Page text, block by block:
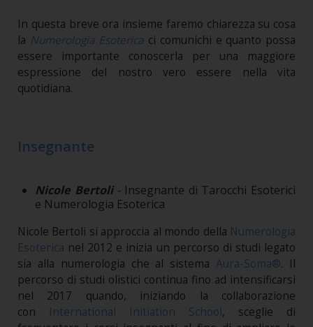
In questa breve ora insieme faremo chiarezza su cosa
la Numerologia Esoterica ci comunichi e quanto possa
essere importante conoscerla per una maggiore
espressione del nostro vero essere nella vita
quotidiana.
Insegnante
Nicole Bertoli - Insegnante di Tarocchi Esoterici
e Numerologia Esoterica
Nicole Bertoli si approccia al mondo della Numerologia
Esoterica nel 2012 e inizia un percorso di studi legato
sia alla numerologia che al sistemaAura-Soma®. Il
percorso di studi olistici continua fino ad intensificarsi
nel 2017 quando, iniziando la collaborazione
con International Initiation School, sceglie di